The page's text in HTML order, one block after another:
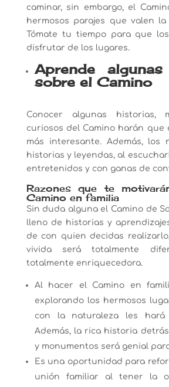
caminar, sin embargo, el
hermosos parajes que valen
Tómate tu tiempo para que
disfrutar de los lugares.
Aprende
sobre el Camino
Conocer algunas historias,
curiosos del Camino harán que
más interesante. Además, los
historias y leyendas, al
entretenidos y con ganas de
Razones que te
Camino en familia
Sin duda alguna el Camino de
lleno de historias y
de con quien decidas
vivida será totalmente
totalmente enriquecedora.
Al hacer el Camino en
explorando los hermosos
con la naturaleza les
Además, la rica historia
y monumentos será genial
Es una oportunidad para
unión familiar al tener la